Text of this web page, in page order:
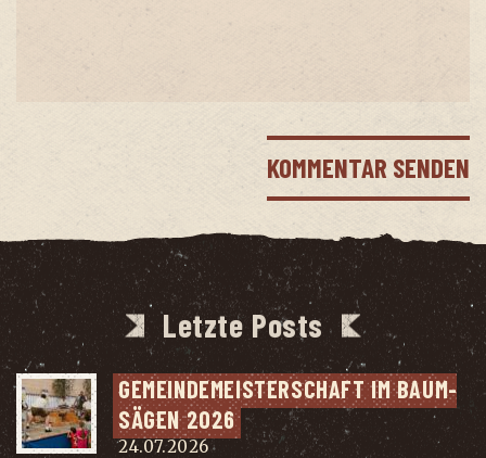
Letzte Posts
GEMEIN­DE­MEIS­TER­SCHAFT IM BAUM­
SÄ­GEN 2026
24.07.2026